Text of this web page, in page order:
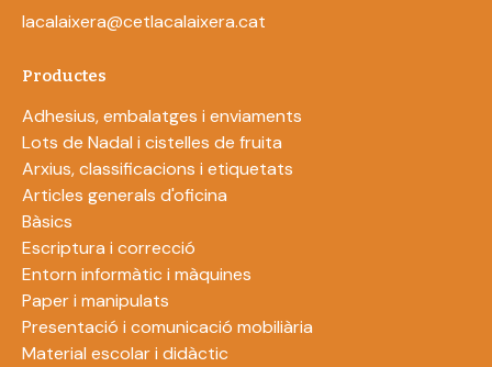
lacalaixera@cetlacalaixera.cat
Productes
Adhesius, embalatges i enviaments
Lots de Nadal i cistelles de fruita
Arxius, classificacions i etiquetats
Articles generals d'oficina
Bàsics
Escriptura i correcció
Entorn informàtic i màquines
Paper i manipulats
Presentació i comunicació mobiliària
Material escolar i didàctic